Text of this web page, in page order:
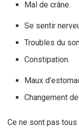
Mal de crâne.
Se sentir
Troubles du
Constipation.
Maux
Changement
Ce ne sont pas